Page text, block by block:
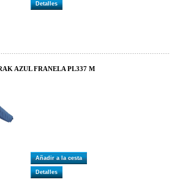
Detalles
AZUL FRANELA PL337 M
Añadir a la cesta
Detalles